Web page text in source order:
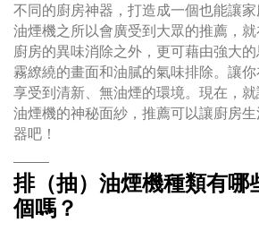
不同的廚房神器，打造成一個也能讓
油煙機之所以會廣受到大眾的推薦，
廚房的異味消除之外，更可藉由強大
霧繚繞的畫面和油膩的氣味排除。讓
享受到清新、無油煙的環境。現在，
油煙機的神秘面紗，推薦可以讓廚房
器吧！
排（抽）油煙機種類有哪
個嗎？